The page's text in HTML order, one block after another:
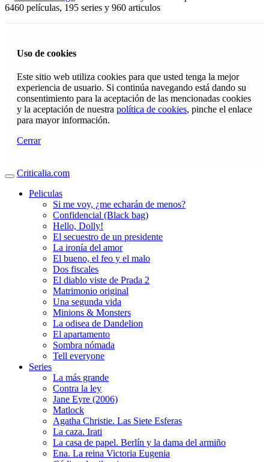
6460 películas, 195 series y 960 articulos
Uso de cookies
Este sitio web utiliza cookies para que usted tenga la mejor
experiencia de usuario. Si continúa navegando está dando su
consentimiento para la aceptación de las mencionadas cookies
y la aceptación de nuestra política de cookies, pinche el enlace
para mayor información.
Cerrar
Criticalia.com
Peliculas
Si me voy, ¿me echarán de menos?
Confidencial (Black bag)
Hello, Dolly!
El secuestro de un presidente
La ironía del amor
El bueno, el feo y el malo
Dos fiscales
El diablo viste de Prada 2
Matrimonio original
Una segunda vida
Minions & Monsters
La odisea de Dandelion
El apartamento
Sombra nómada
Tell everyone
Series
La más grande
Contra la ley
Jane Eyre (2006)
Matlock
Agatha Christie. Las Siete Esferas
La caza. Irati
La casa de papel. Berlín y la dama del armiño
Ena. La reina Victoria Eugenia